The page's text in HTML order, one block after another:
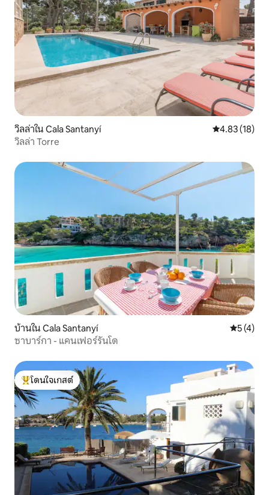
วิลล่าใน Cala Santanyí คะแนนเฉลี่ย
4.83 (18)
วิลล่า Torre
บ้านใน Cala Santanyí คะแนนเฉ
5 (4)
ซาบาร์กา - แคนเฟอร์รันโด
โดนใจเกสต์ที่สุด
โดนใจเกสต์